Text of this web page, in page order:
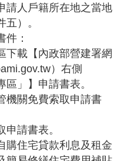
請人戶籍所在地之當地
）。
件：
下載【內政部營建署網
）右側
」】申請書表。
機關免費索取申請書
申請書表。
購住宅貸款利息及租金